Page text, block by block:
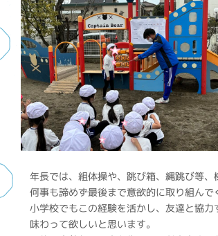
年長では、組体操や、跳び箱、縄跳び等、
何事も諦めず最後まで意欲的に取り組んで
小学校でもこの経験を活かし、友達と協
味わって欲しいと思います。